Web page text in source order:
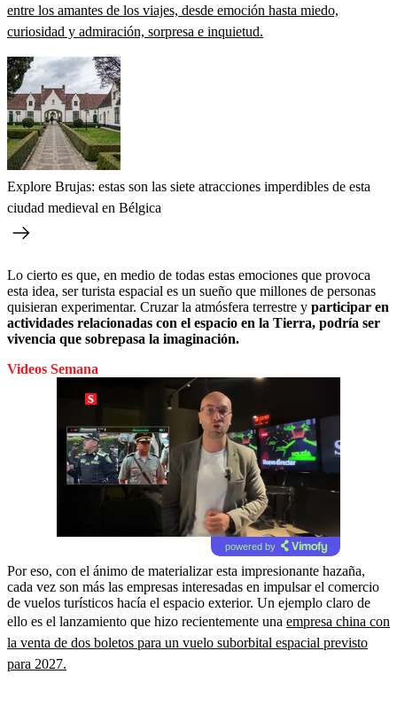
entre los amantes de los viajes, desde emoción hasta miedo,
curiosidad y admiración, sorpresa e inquietud.
Explore Brujas: estas son las siete atracciones imperdibles de esta
ciudad medieval en Bélgica
Lo cierto es que, en medio de todas estas emociones que provoca
esta idea, ser turista espacial es un sueño que millones de personas
quisieran experimentar. Cruzar la atmósfera terrestre y participar en
actividades relacionadas con el espacio en la Tierra, podría ser
vivencia que sobrepasa la imaginación.
Videos Semana
powered by
Por eso, con el ánimo de materializar esta impresionante hazaña,
cada vez son más las empresas interesadas en impulsar el comercio
de vuelos turísticos hacía el espacio exterior. Un ejemplo claro de
ello es el lanzamiento que hizo recientemente una empresa china con
la venta de dos boletos para un vuelo suborbital espacial previsto
para 2027.